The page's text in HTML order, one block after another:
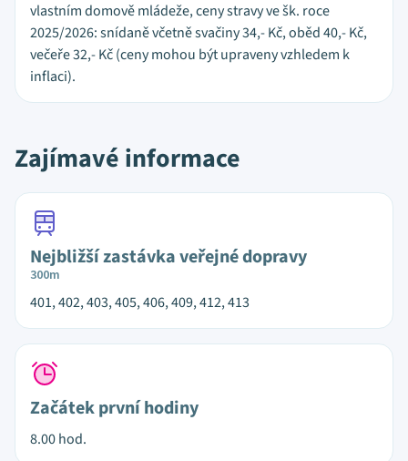
vlastním domově mládeže, ceny stravy ve šk. roce
2025/2026: snídaně včetně svačiny 34,- Kč, oběd 40,- Kč,
večeře 32,- Kč (ceny mohou být upraveny vzhledem k
inflaci).
Zajímavé informace
Nejbližší zastávka veřejné dopravy
300m
401, 402, 403, 405, 406, 409, 412, 413
Začátek první hodiny
8.00 hod.